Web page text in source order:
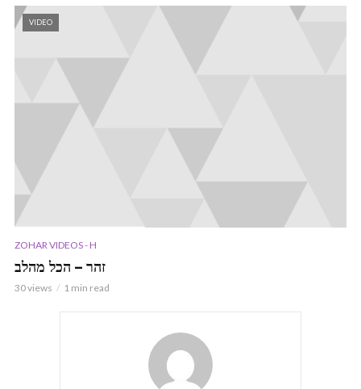
VIDEO
ZOHAR VIDEOS - H
זהר – הכל מהלב
30 views 1 min read